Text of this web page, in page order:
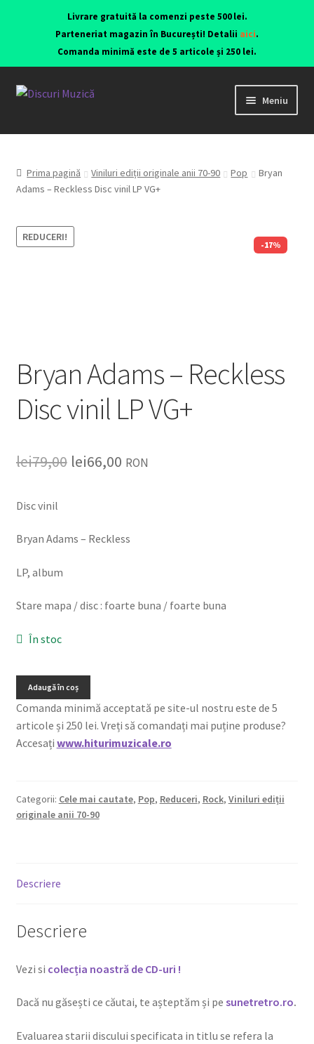
Livrare gratuită la comenzi peste 500 lei.
Parteneriat magazin în București! Detalii aici.
Comanda minimă este de 5 articole și 250 lei.
Meniu
Viniluri ediții originale anii 70-90
CD-uri originale
Contul meu
lei0,00
Prima pagină Viniluri ediții originale anii 70-90 Pop
Bryan
Adams – Reckless Disc vinil LP VG+
-17%
REDUCERI!
Bryan Adams – Reckless
Disc vinil LP VG+
lei79,00 lei66,00 RON
Disc vinil
Bryan Adams – Reckless
LP, album
Stare mapa / disc : foarte buna / foarte buna
În stoc
Adaugă în coș
Comanda minimă acceptată pe site-ul nostru este de 5
articole și 250 lei. Vreți să comandați mai puține produse?
Accesați www.hiturimuzicale.ro
Categorii: Cele mai cautate, Pop, Reduceri, Rock, Viniluri ediții
originale anii 70-90
Descriere
Descriere
Vezi si colecția noastră de CD-uri !
Dacă nu găsești ce căutai, te așteptăm și pe sunetretro.ro.
Evaluarea starii discului specificata in titlu se refera la